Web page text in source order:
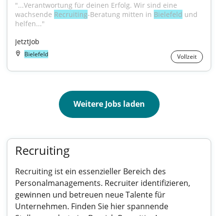
"...Verantwortung für deinen Erfolg. Wir sind eine
wachsende Recruiting-Beratung mitten in Bielefeld und
helfen..."
JetztJob
Bielefeld Vollzeit
Weitere Jobs laden
Recruiting
Recruiting ist ein essenzieller Bereich des
Personalmanagements. Recruiter identifizieren,
gewinnen und betreuen neue Talente für
Unternehmen. Finden Sie hier spannende